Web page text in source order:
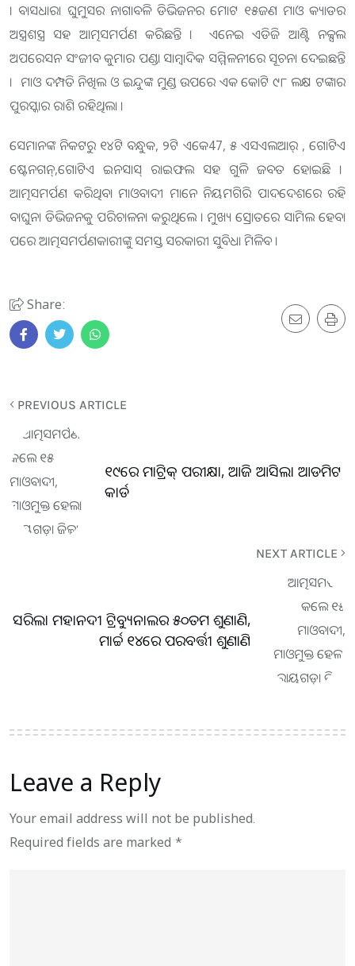
। ବାସଧାରା ଘୁମୁସର ନାଗାବଳି ଡିଭିଜନର ମୋଟ ୧୫ଜଣ ମାଓ କ୍ୟାଡର
ଅସ୍ତ୍ରଶସ୍ତ୍ର ସହ ଆତ୍ମସମର୍ପଣ କରିଛନ୍ତି । ଏନେଇ ଏଡିଜି ଆଣ୍ଟି ନକ୍ସଲ
ଅପରେସନ ସଂଜୀବ କୁମାର ପଣ୍ଡା ସାମ୍ବାଦିକ ସମ୍ମିଳନୀରେ ସୂଚନା ଦେଇଛନ୍ତି
। ମାଓ ଦମ୍ପତି ନିଖିଲ ଓ ଇନ୍ଦୁଙ୍କ ମୁଣ୍ଡ ଉପରେ ଏକ କୋଟି ୯୮ ଲକ୍ଷ ଟଙ୍କାର
ପୁରସ୍କାର ରାଶି ରହିଥିଲା ।
ସେମାନଙ୍କ ନିକଟରୁ ୧୪ଟି ବନ୍ଧୁକ, ୨ଟି ଏକେ47, ୫ ଏସଏଲଆର୍ , ଗୋଟିଏ
ଷ୍ଟେନଗନ୍,ଗୋଟିଏ ଇନସାସ୍ ରାଇଫଲ ସହ ଗୁଳି ଜବତ ହୋଇଛି ।
ଆତ୍ମସମର୍ପଣ କରିଥିବା ମାଓବାଦୀ ମାନେ ନିୟମଗିରି ପାଦଦେଶରେ ରହି
ବାଘୁନା ଡିଭିଜନକୁ ପରିଚାଳନା କରୁଥିଲେ । ମୁଖ୍ୟ ସ୍ରୋତରେ ସାମିଲ ହେବା
ପରେ ଆତ୍ମସମର୍ପଣକାରୀଙ୍କୁ ସମସ୍ତ ସରକାରୀ ସୁବିଧା ମିଳିବ ।
Share:
PREVIOUS ARTICLE
୧୯ରେ ମାଟ୍ରିକ୍ ପରୀକ୍ଷା, ଆଜି ଆସିଲା ଆଡମିଟ
କାର୍ଡ
NEXT ARTICLE
ସରିଲା ମହାନଦୀ ଟ୍ରିବ୍ୟୁନାଲର ୫୦ତମ ଶୁଣାଣି,
ମାର୍ଚ୍ଚ ୧୪ରେ ପରବର୍ତ୍ତୀ ଶୁଣାଣି
Leave a Reply
Your email address will not be published.
Required fields are marked *